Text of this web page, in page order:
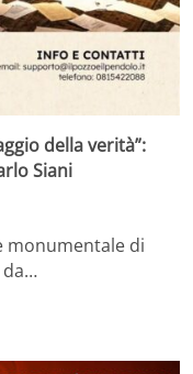
della verità”:
Siani
monumentale di
da…